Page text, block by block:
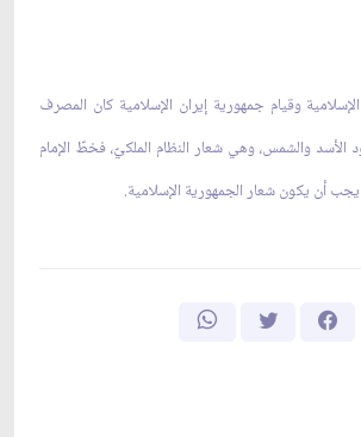
وقيام جمهورية إيران الإسلامية كان المصرف
الأسد والشمس، وهي شعار النظام الملكيّ، فخطّ الإمام
أن يكون شعار الجمهورية الإسلامية.